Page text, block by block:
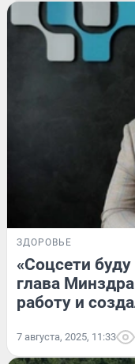
ЗДОРОВЬЕ
«Соцсети
глава
работу и
7 августа, 2025, 11:33